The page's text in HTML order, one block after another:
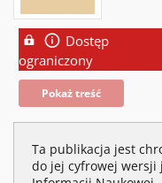
Dostęp
ograniczony
Pokaż treść
Ta publikacja jest
do jej cyfrowej wersji